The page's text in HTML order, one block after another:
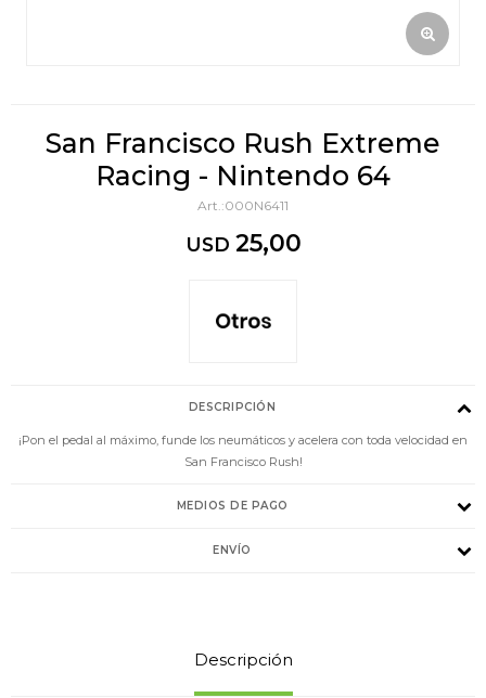
San Francisco Rush Extreme
Racing - Nintendo 64
000N6411
USD 25,00
DESCRIPCIÓN
¡Pon el pedal al máximo, funde los neumáticos y acelera con toda velocidad en
San Francisco Rush!
MEDIOS DE PAGO
ENVÍO
Descripción